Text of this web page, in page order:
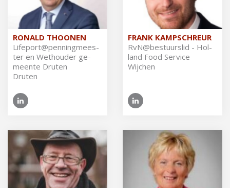
RONALD THOONEN
Li­fe­port@pen­ning­mees­
ter en Wet­hou­der ge­
meen­te Dru­ten
Druten
FRANK KAMPSCHREUR
RvN@​bestuurslid - Hol­
land Food Ser­vi­ce
Wijchen